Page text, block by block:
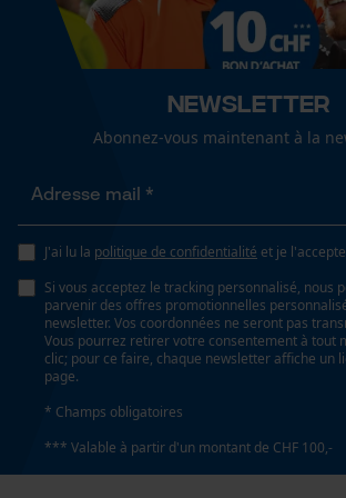
Visibilité
Type de poche
poches de vestes, poches à
dorsale, poche poitrine, poche
latérales, poches avant, poches
Spécifications techniques
Newsletter
Abonnez-vous maintenant à la
J'ai lu la politique de confidentialité et je
Si vous acceptez le tracking personnalisé, nous
parvenir des offres promotionnelles
newsletter. Vos coordonnées ne seront pas
Vous pourrez retirer votre consentement à tout
clic; pour ce faire, chaque newsletter affiche un
page.
* Champs obligatoires
*** Valable à partir d'un montant de CHF 100,-
fonctionnalité
Loop54 Personalization
Salutation personnelle
utilisateurs
Vidéos YouTube
Google Maps